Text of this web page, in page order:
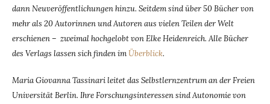
dann Neuveröffentlichungen hinzu. Seitdem sind über 50 Bücher von
mehr als 20 Autorinnen und Autoren aus vielen Teilen der Welt
erschienen – zweimal hochgelobt von Elke Heidenreich. Alle Bücher
des Verlags lassen sich finden imÜberblick.
Maria Giovanna Tassinari leitet das Selbstlernzentrum an der Freien
Universität Berlin. Ihre Forschungsinteressen sind Autonomie von